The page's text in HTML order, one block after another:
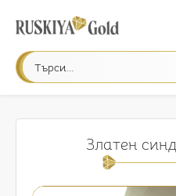
Златен